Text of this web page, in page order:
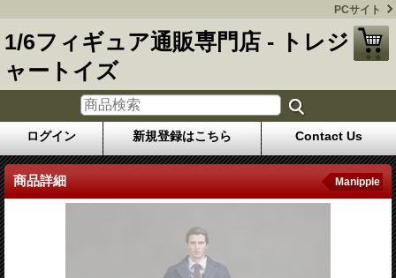
PCサイト
1/6フィギュア通販専門店 - トレジ
ャートイズ
ログイン 新規登録はこちら Contact Us
商品詳細 Manipple